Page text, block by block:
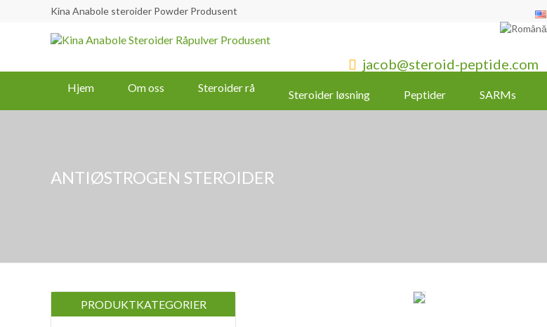
Kina Anabole steroider Powder Produsent
 jacob@steroid-peptide.com
Hjem Om oss Steroider rå
Steroider løsning Peptider SARMs
ANTIØSTROGEN STEROIDER
PRODUKTKATEGORIER